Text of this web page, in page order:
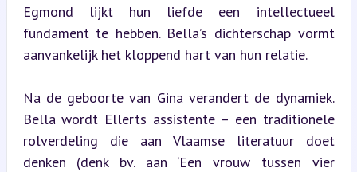
Egmond lijkt hun liefde een intellectueel
fundament te hebben. Bella’s dichterschap vormt
aanvankelijk het kloppend hart van hun relatie.
Na de geboorte van Gina verandert de dynamiek.
Bella wordt Ellerts assistente – een traditionele
rolverdeling die aan Vlaamse literatuur doet
denken (denk bv. aan ‘Een vrouw tussen vier